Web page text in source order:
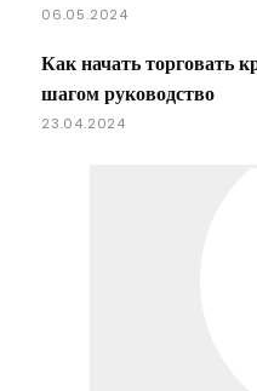
06.05.2024
Как начать торговать
шагом руководство
23.04.2024